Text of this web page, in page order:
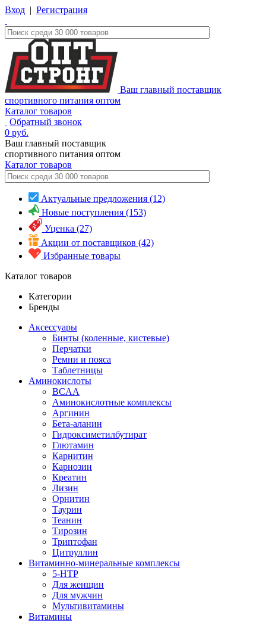
Вход | Регистрация
Ваш главный поставщик
спортивного питания оптом
Каталог товаров
Обратный звонок
0 руб.
Ваш главный поставщик
спортивного питания оптом
Каталог товаров
Актуальные предложения (12)
Новые поступления (153)
Уценка (27)
Акции от поставщиков (42)
Избранные товары
Каталог товаров
Категории
Бренды
Аксессуары
Бинты (коленные, кистевые)
Перчатки
Ремни и пояса
Таблетницы
Аминокислоты
BCAA
Аминокислотные комплексы
Аргинин
Бета-аланин
Гидроксиметилбутират
Глютамин
Карнитин
Карнозин
Креатин
Лизин
Орнитин
Таурин
Теанин
Тирозин
Триптофан
Цитруллин
Витаминно-минеральные комплексы
5-HTP
Для женщин
Для мужчин
Мультивитамины
Витамины